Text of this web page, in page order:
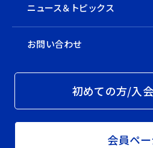
ニュース＆トピックス
お問い合わせ
初めての方/入
会員ペ